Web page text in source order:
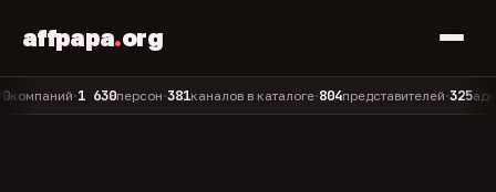
affpapa.org
•1 630персон•381каналов в каталоге•804представителей•325админов